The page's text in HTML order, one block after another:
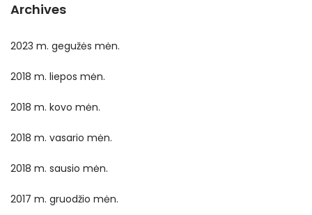
Archives
2023 m. gegužės mėn.
2018 m. liepos mėn.
2018 m. kovo mėn.
2018 m. vasario mėn.
2018 m. sausio mėn.
2017 m. gruodžio mėn.